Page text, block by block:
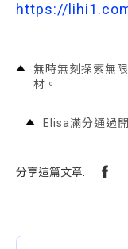
https://
無時無刻探索無
材。
Elisa滿分通過
分享這篇文章: